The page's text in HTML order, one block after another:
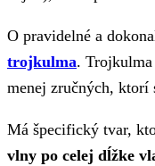
O pravidelné a
trojkulma.
menej zručných,
Má špecifický tvar,
vlny po celej dĺžke